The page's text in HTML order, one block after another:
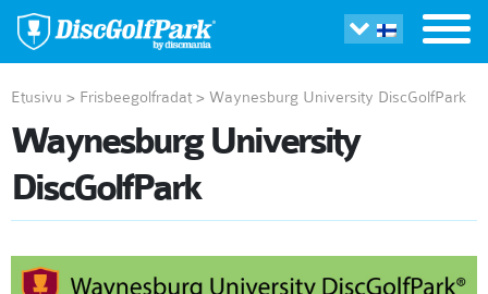
Etusivu > Frisbeegolfradat > Waynesburg University DiscGolfPark
Waynesburg University
DiscGolfPark